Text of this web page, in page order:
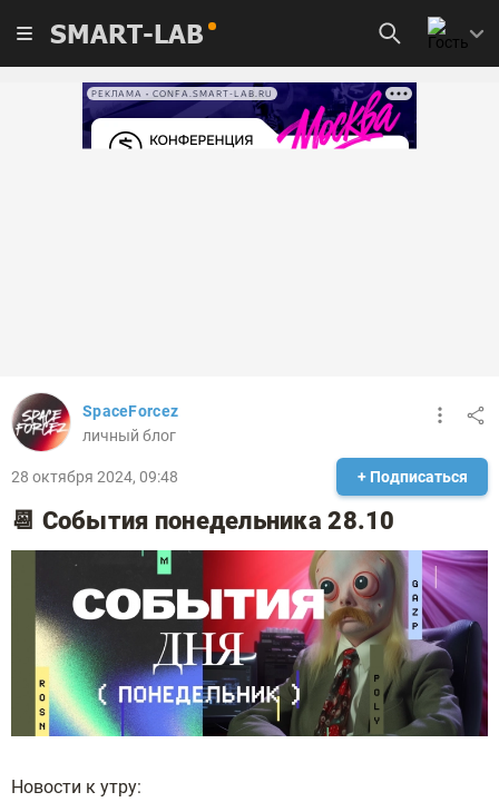
SMART-LAB
РЕКЛАМА • CONFA.SMART-LAB.RU
SpaceForcez
личный блог
28 октября 2024, 09:48 + Подписаться
📆 События понедельника 28.10
Новости к утру: